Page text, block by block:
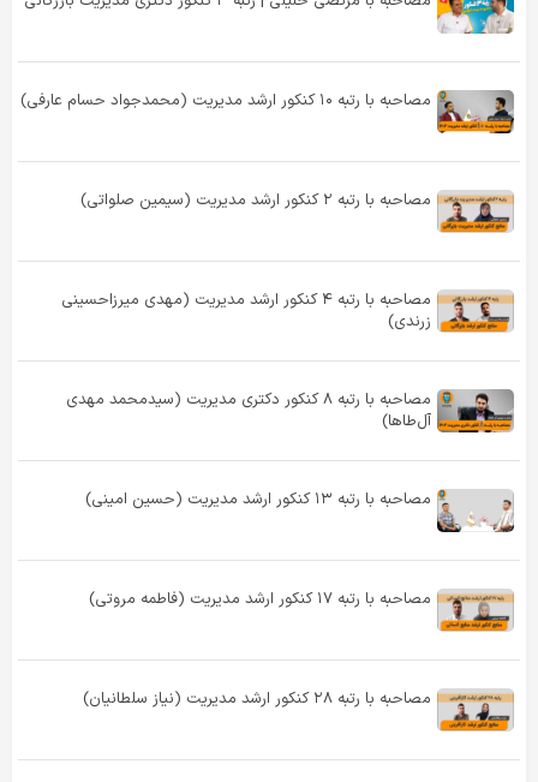
مصاحبه با رتبه ۱۰ کنکور ارشد مدیریت (محمدجواد حسام عارفی)
مصاحبه با رتبه ۲ کنکور ارشد مدیریت (سیمین صلواتی)
مصاحبه با رتبه ۴ کنکور ارشد مدیریت (مهدی میرزاحسینی
زرندی)
مصاحبه با رتبه ۸ کنکور دکتری مدیریت (سیدمحمد مهدی
آل‌طاها)
مصاحبه با رتبه ۱۳ کنکور ارشد مدیریت (حسین امینی)
مصاحبه با رتبه ۱۷ کنکور ارشد مدیریت (فاطمه مروتی)
مصاحبه با رتبه ۲۸ کنکور ارشد مدیریت (نیاز سلطانیان)